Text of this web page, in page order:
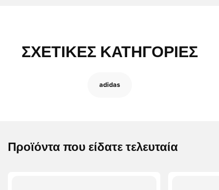
ΣΧΕΤΙΚΈΣ ΚΑΤΗΓΟΡΊΕΣ
adidas
Προϊόντα που είδατε τελευταία